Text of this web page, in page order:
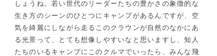
しょうね。若い世代のリーダーたちの豊かさの象徴的な
生き方のシーンのひとつにキャンプがあるんですが、空
気を綺麗にしながら走るこのクラウンが自然のなかにあ
る光景って、とても想像しやすいなと思いますし、知人
たちのいるキャンプにこのクルマでいったら、みんな飛